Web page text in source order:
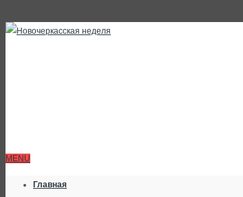
MENU
Главная